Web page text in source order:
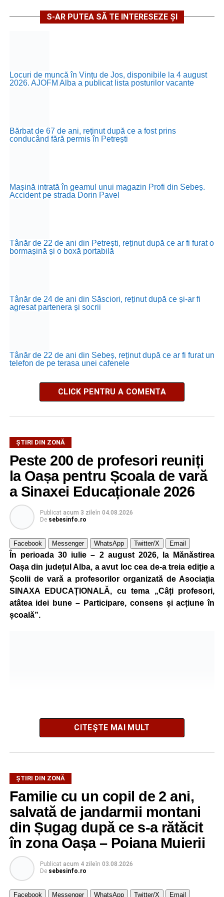
S-AR PUTEA SĂ TE INTERESEZE ȘI
Locuri de muncă în Vințu de Jos, disponibile la 4 august
2026. AJOFM Alba a publicat lista posturilor vacante
Bărbat de 67 de ani, reținut după ce a fost prins
conducând fără permis în Petrești
Mașină intrată în geamul unui magazin Profi din Sebeș.
Accident pe strada Dorin Pavel
Tânăr de 22 de ani din Petrești, reținut după ce ar fi furat o
bormașină și o boxă portabilă
Tânăr de 24 de ani din Săsciori, reținut după ce și-ar fi
agresat partenera și socrii
Tânăr de 22 de ani din Sebeș, reținut după ce ar fi furat un
telefon de pe terasa unei cafenele
CLICK PENTRU A COMENTA
ȘTIRI DIN ZONĂ
Peste 200 de profesori reuniți
la Oașa pentru Școala de vară
a Sinaxei Educaționale 2026
Publicat acum 3 zileîn 04.08.2026
De sebesinfo.ro
Facebook Messenger WhatsApp Twitter/X Email
În perioada 30 iulie – 2 august 2026, la Mănăstirea
Oașa din județul Alba, a avut loc cea de-a treia ediție a
Școlii de vară a profesorilor organizată de Asociația
SINAXA EDUCAȚIONALĂ, cu tema „Câți profesori,
atâtea idei bune – Participare, consens și acțiune în
școală”.
La ediția din acest an au participat peste 200 de cadre
didactice din întreaga țară. Printre participanți s-au aflat
profesori debutanți, profesori cu experiență, inspectori
școlari, directori de școli, consilieri școlari, educatori și
învățători, reprezentând aproape toate disciplinele din
sistemul de învățământ.
Participare, consens și asumare în școală
Tema ediției din acest an a pornit de la convingerea că
CITEȘTE MAI MULT
ȘTIRI DIN ZONĂ
Familie cu un copil de 2 ani,
salvată de jandarmii montani
din Șugag după ce s-a rătăcit
în zona Oașa – Poiana Muierii
Publicat acum 4 zileîn 03.08.2026
De sebesinfo.ro
Facebook Messenger WhatsApp Twitter/X Email